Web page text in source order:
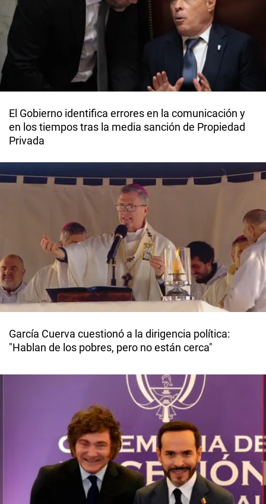
El Gobierno identifica errores en la comunicación y
en los tiempos tras la media sanción de Propiedad
Privada
García Cuerva cuestionó a la dirigencia política:
"Hablan de los pobres, pero no están cerca"